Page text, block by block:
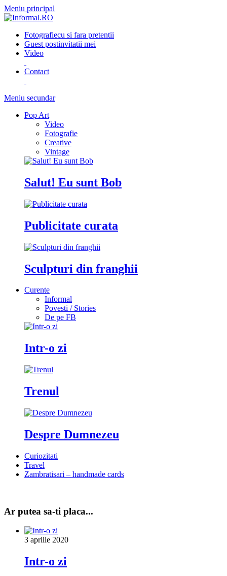
Meniu principal
Fotografiecu si fara pretentii
Guest postinvitatii mei
Video
Contact
Meniu secundar
Pop Art
Video
Fotografie
Creative
Vintage
Salut! Eu sunt Bob
Publicitate curata
Sculpturi din franghii
Curente
Informal
Povesti / Stories
De pe FB
Intr-o zi
Trenul
Despre Dumnezeu
Curiozitati
Travel
Zambratisari – handmade cards
Ar putea sa-ti placa...
3 aprilie 2020
Intr-o zi